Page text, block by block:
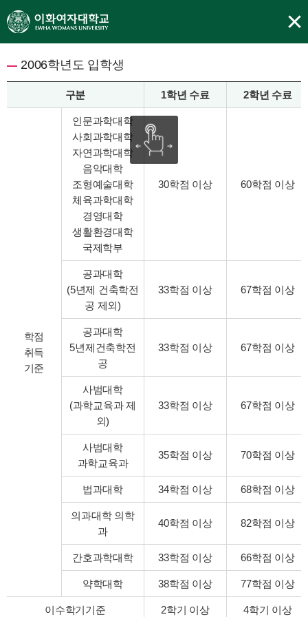
2006학년도 입학생
구분 1학년 수료 2학년 수료
학점
취득
기준
인문과학대학
사회과학대학
자연과학대학
음악대학
조형예술대학
체육과학대학
경영대학
생활환경대학
국제학부
30학점 이상 60학점 이상
공과대학
(5년제 건축학전
공 제외)
33학점 이상 67학점 이상
공과대학
5년제건축학전
공
33학점 이상 67학점 이상
사범대학
(과학교육과 제
외)
33학점 이상 67학점 이상
사범대학
과학교육과
35학점 이상 70학점 이상
법과대학 34학점 이상 68학점 이상
의과대학 의학
과
40학점 이상 82학점 이상
간호과학대학 33학점 이상 66학점 이상
약학대학 38학점 이상 77학점 이상
이수학기기준 2학기 이상 4학기 이상